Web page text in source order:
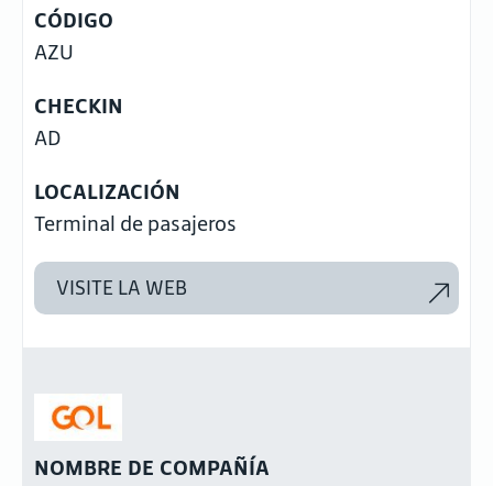
CÓDIGO
AZU
CHECKIN
AD
LOCALIZACIÓN
Terminal de pasajeros
VISITE LA WEB
NOMBRE DE COMPAÑÍA